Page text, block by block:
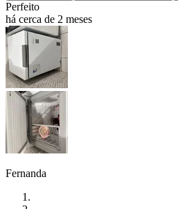
Perfeito
há cerca de 2 meses
Fernanda